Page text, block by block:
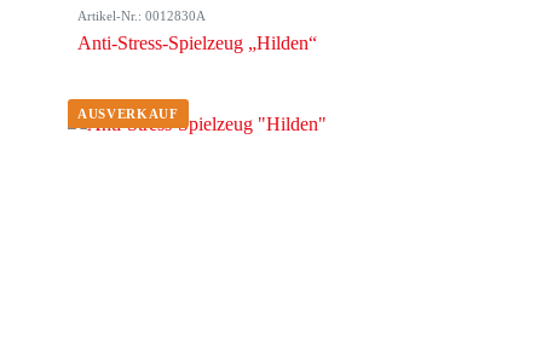
Artikel-Nr.: 0012830A
Anti-Stress-Spielzeug „Hilden“